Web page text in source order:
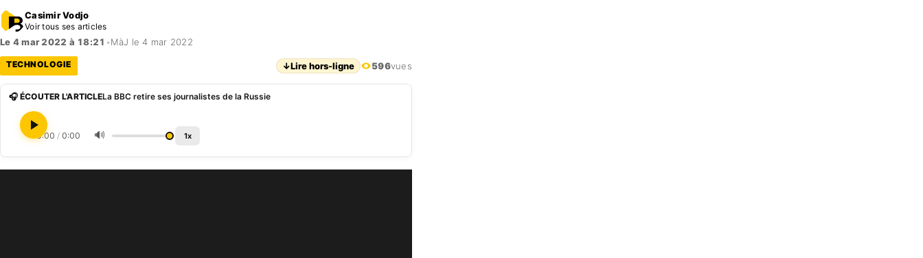
Casimir Vodjo
Voir tous ses articles
Le 4 mar 2022 à 18:21 •MàJ le 4 mar 2022
TECHNOLOGIE ↓Lire hors-ligne 596vues
🎧 ÉCOUTER L'ARTICLELa BBC retire ses journalistes de la Russie
0:00 / 0:00 🔊 1x